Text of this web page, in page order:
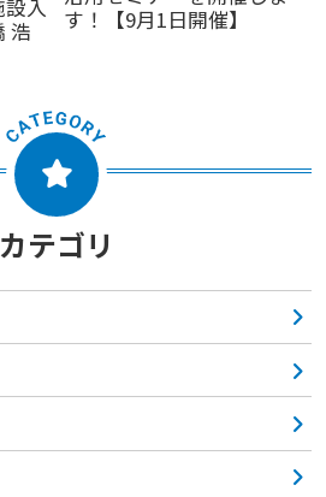
入
浩
す！【9月1日開催】
カテゴリ